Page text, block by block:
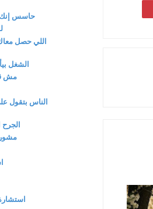
حاسس إنك
اللي حصل
الشغل
مش
الناس بتقول